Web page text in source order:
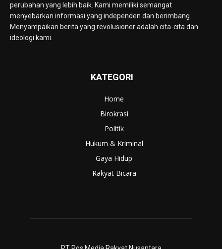
perubahan yang lebih baik. Kami memiliki semangat
menyebarkan informasi yang independen dan berimbang.
Menyampaikan berita yang revolusioner adalah cita-cita dan
ideologi kami.
KATEGORI
Home
Birokrasi
Politik
Hukum & Kriminal
Gaya Hidup
Rakyat Bicara